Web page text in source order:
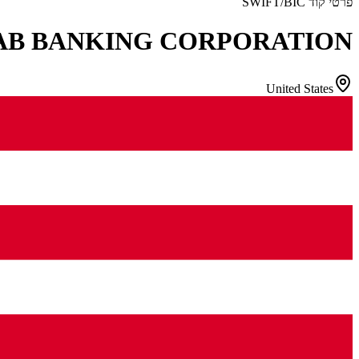
BANKING CORPORATION
United States